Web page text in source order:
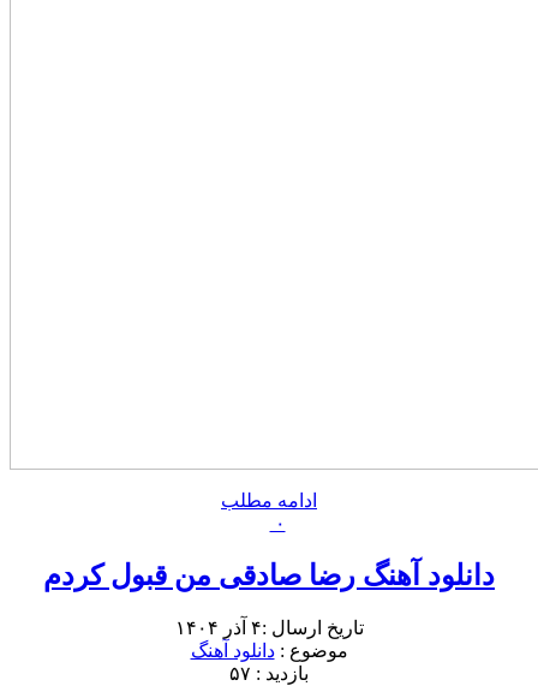
ادامه مطلب
۰
دانلود آهنگ رضا صادقی من قبول کردم
تاریخ ارسال :۴ آذر ۱۴۰۴
موضوع :دانلود آهنگ
بازدید : ۵۷